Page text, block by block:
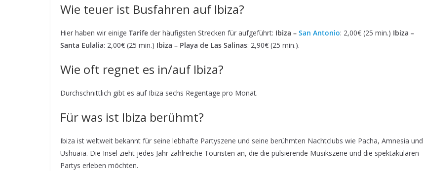
Wie teuer ist Busfahren auf Ibiza?
Hier haben wir einige Tarife der häufigsten Strecken für aufgeführt: Ibiza – San Antonio: 2,00€ (25 min.) Ibiza –
Santa Eulalia: 2,00€ (25 min.) Ibiza – Playa de Las Salinas: 2,90€ (25 min.).
Wie oft regnet es in/auf Ibiza?
Durchschnittlich gibt es auf Ibiza sechs Regentage pro Monat.
Für was ist Ibiza berühmt?
Ibiza ist weltweit bekannt für seine lebhafte Partyszene und seine berühmten Nachtclubs wie Pacha, Amnesia und
Ushuaïa. Die Insel zieht jedes Jahr zahlreiche Touristen an, die die pulsierende Musikszene und die spektakulären
Partys erleben möchten.